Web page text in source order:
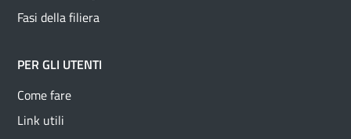
Fasi della filiera
PER GLI UTENTI
Come fare
Link utili